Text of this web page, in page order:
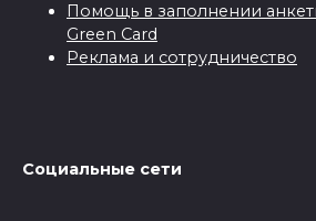
Помощь в заполнении
Green Card
Реклама и сотрудничество
Социальные сети